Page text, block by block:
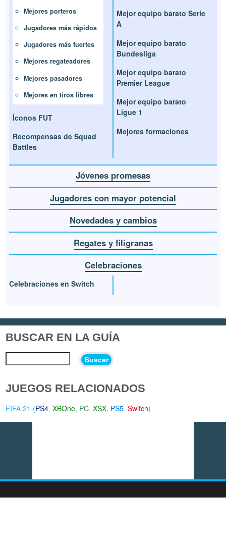
Mejores porteros
Jugadores más rápidos
Jugadores más fuertes
Mejores regateadores
Mejores pasadores
Mejores en tiros libres
Íconos FUT
Recompensas de Squad
Battles
Mejor equipo barato Serie
A
Mejor equipo barato
Bundesliga
Mejor equipo barato
Premier League
Mejor equipo barato
Ligue 1
Mejores formaciones
Jóvenes promesas
Jugadores con mayor potencial
Novedades y cambios
Regates y filigranas
Celebraciones
Celebraciones en Switch
BUSCAR EN LA GUÍA
Buscar
JUEGOS RELACIONADOS
FIFA 21 (PS4,XBOne, PC,XSX, PS5,Switch)